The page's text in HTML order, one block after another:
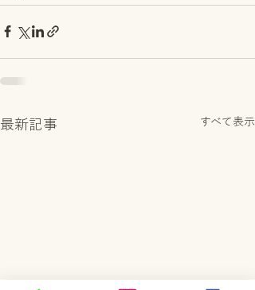
最新記事 すべて表示